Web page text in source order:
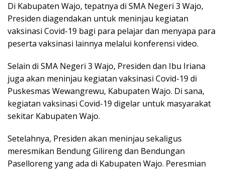
Di Kabupaten Wajo, tepatnya di SMA Negeri 3 Wajo,
Presiden diagendakan untuk meninjau kegiatan
vaksinasi Covid-19 bagi para pelajar dan menyapa para
peserta vaksinasi lainnya melalui konferensi video.
Selain di SMA Negeri 3 Wajo, Presiden dan Ibu Iriana
juga akan meninjau kegiatan vaksinasi Covid-19 di
Puskesmas Wewangrewu, Kabupaten Wajo. Di sana,
kegiatan vaksinasi Covid-19 digelar untuk masyarakat
sekitar Kabupaten Wajo.
Setelahnya, Presiden akan meninjau sekaligus
meresmikan Bendung Gilireng dan Bendungan
Paselloreng yang ada di Kabupaten Wajo. Peresmian